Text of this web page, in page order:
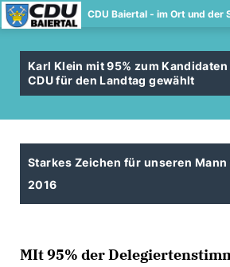
CDU Baiertal - im Ort und der
Karl Klein mit 95% zum Kandidaten
CDU für den Landtag gewählt
Starkes Zeichen für unseren
2016
MIt 95% der